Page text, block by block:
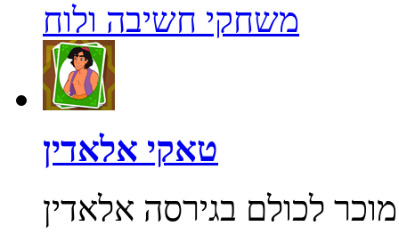
משחקי חשיבה ולוח
טאקי אלאדין